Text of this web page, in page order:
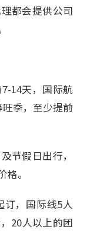
都会提供公司
14天，国际航
季，至少提前
节假日出行，
。
订，国际线5人
20人以上的团